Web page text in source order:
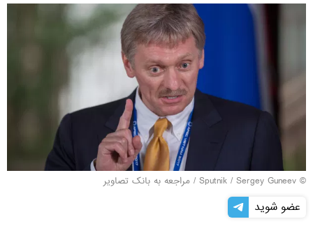
© Sputnik / Sergey Guneev
/ مراجعه به بانک تصاویر
عضو شوید